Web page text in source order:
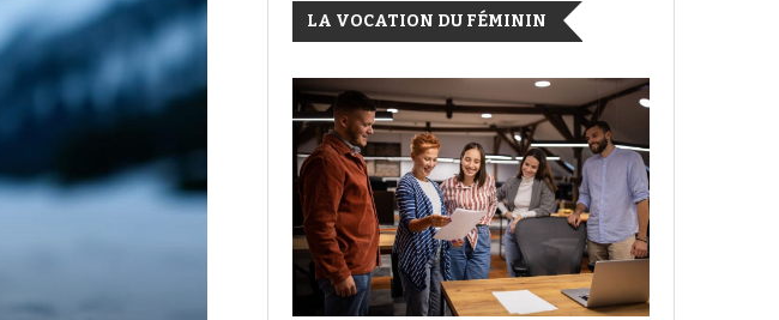
LA VOCATION DU FÉMININ